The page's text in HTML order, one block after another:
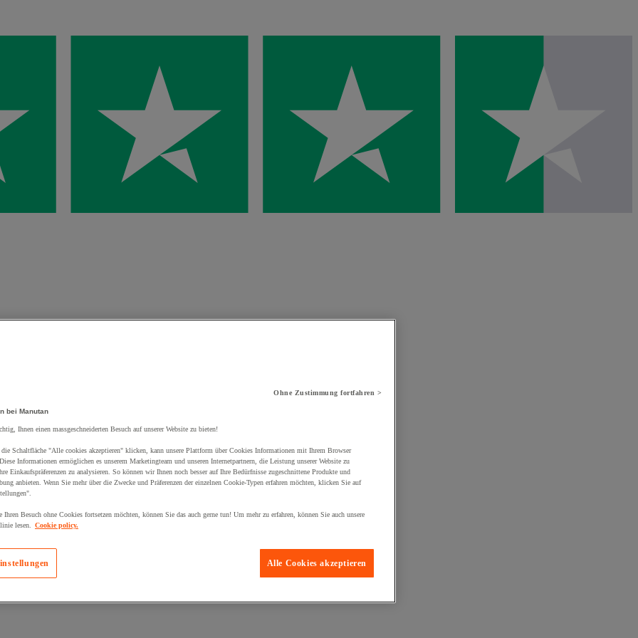
zum Warenkorb hinzugefügt:
Ohne Zustimmung fortfahren >
bei Manutan
Ihnen einen massgeschneiderten Besuch auf unserer Website zu bieten!
die Schaltfläche "Alle cookies akzeptieren" klicken, kann unsere Plattform über Cookies Informationen mit Ihrem Browser
Informationen ermöglichen es unserem Marketingteam und unseren Internetpartnern, die Leistung unserer Website zu
Einkaufspräferenzen zu analysieren. So können wir Ihnen noch besser auf Ihre Bedürfnisse zugeschnittene Produkte und
anbieten. Wenn Sie mehr über die Zwecke und Präferenzen der einzelnen Cookie-Typen erfahren möchten, klicken Sie auf
Ihren Besuch ohne Cookies fortsetzen möchten, können Sie das auch gerne tun! Um mehr zu erfahren, können Sie auch unsere
lesen.
Cookie policy.
Alle Cookies akzeptieren